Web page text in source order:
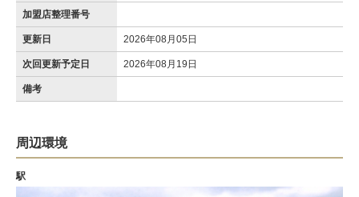
加盟店整理番号
更新日 2026年08月05日
次回更新予定日 2026年08月19日
備考
周辺環境
駅